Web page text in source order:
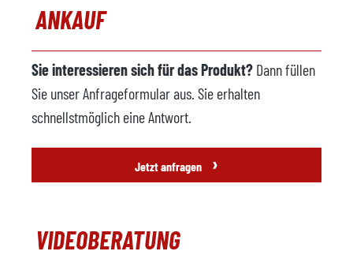
ANKAUF
Sie interessieren sich für das Produkt? Dann füllen
Sie unser Anfrageformular aus. Sie erhalten
schnellstmöglich eine Antwort.
Jetzt anfragen ›
VIDEOBERATUNG